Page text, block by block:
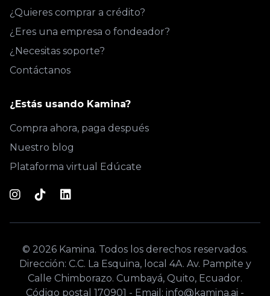
¿Quieres comprar a crédito?
¿Eres una empresa o fondeador?
¿Necesitas soporte?
Contáctanos
¿Estás usando Kamina?
Compra ahora, paga después
Nuestro blog
Plataforma virtual Edúcate
© 2026 Kamina. Todos los derechos reservados.
Dirección: C.C. La Esquina, local 4A. Av. Pampite y
Calle Chimborazo. Cumbayá, Quito, Ecuador.
Código postal 170901 - Email: info@kamina.ai -